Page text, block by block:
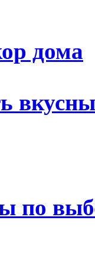
дома
по